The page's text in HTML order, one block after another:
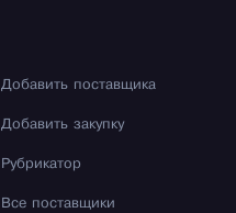
Добавить поставщика
Добавить закупку
Рубрикатор
Все поставщики